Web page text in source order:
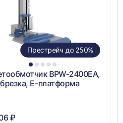
1 2 3 4 5
Престрейч до 250%
BPW-2400EA,
Е-платформа
₽